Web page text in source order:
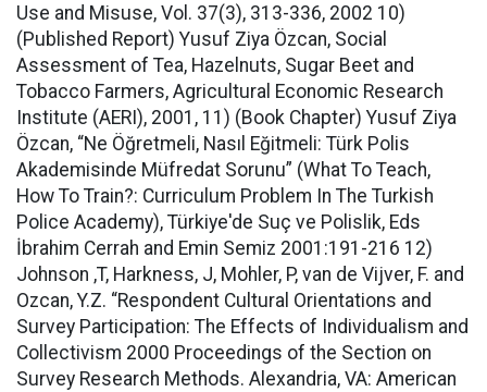
Use and Misuse, Vol. 37(3), 313-336, 2002 10)
(Published Report) Yusuf Ziya Özcan, Social
Assessment of Tea, Hazelnuts, Sugar Beet and
Tobacco Farmers, Agricultural Economic Research
Institute (AERI), 2001, 11) (Book Chapter) Yusuf Ziya
Özcan, “Ne Öğretmeli, Nasıl Eğitmeli: Türk Polis
Akademisinde Müfredat Sorunu” (What To Teach,
How To Train?: Curriculum Problem In The Turkish
Police Academy), Türkiye'de Suç ve Polislik, Eds
İbrahim Cerrah and Emin Semiz 2001:191-216 12)
Johnson ,T, Harkness, J, Mohler, P, van de Vijver, F. and
Ozcan, Y.Z. “Respondent Cultural Orientations and
Survey Participation: The Effects of Individualism and
Collectivism 2000 Proceedings of the Section on
Survey Research Methods. Alexandria, VA: American